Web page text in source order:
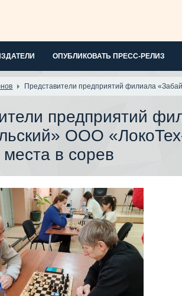
ОПУБЛИКОВАТЬ ПРЕСС-РЕЛИЗ
Представители предприятий филиала
предприятий
ООО
в сорев